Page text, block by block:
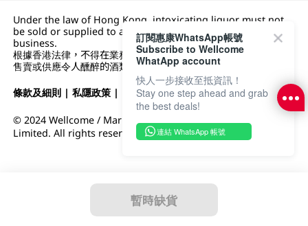
暫時缺貨
Under the law of Hong Kong, intoxicating liquor must not
be sold or supplied to a minor (under 18) in the course of
business.
根據香港法律，不得在業務過程中，向未成年人 (18 歲以下人士)
售賣或供應令人醺醉的酒類。
條款及細則 |私隱政策 | DFI零售集團
© 2024 Wellcome / Market Place. The Dairy Farm Company
Limited. All rights reserved.
訂閱惠康WhatsApp帳號
Subscribe to Wellcome
WhatApp account
快人一步接收至抵資訊！
Stay one step ahead and grab
the best deals!
連結 WhatsApp 帳號